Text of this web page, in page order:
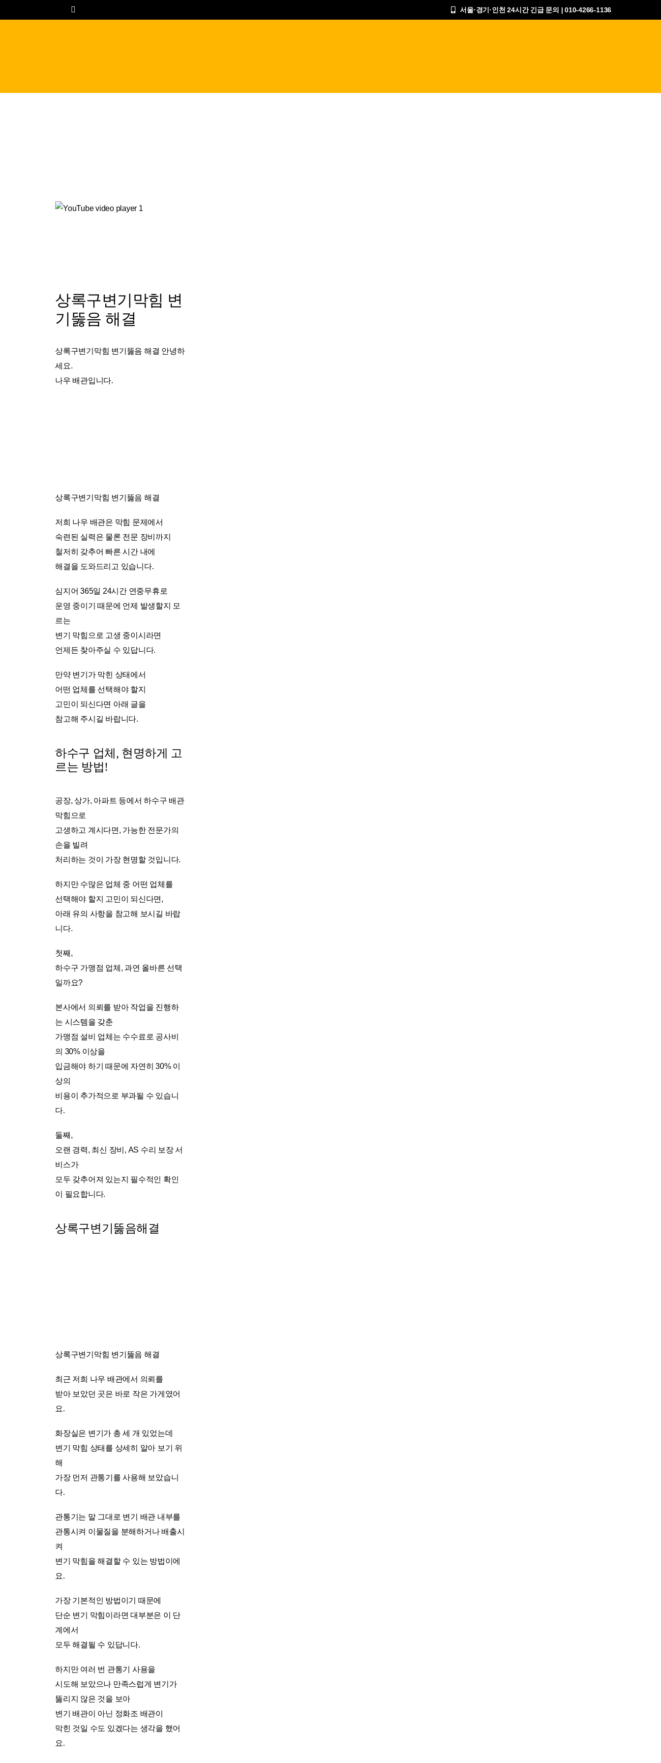
텐
뛰
서울·경기·인천 24시간 긴급 문의 | 010-4266-1136
상록구변기막힘 변
기뚫음 해결
상록구변기막힘 변기뚫음 해결 안녕하
세요.
나우 배관입니다.
상록구변기막힘 변기뚫음 해결
저희 나우 배관은 막힘 문제에서
숙련된 실력은 물론 전문 장비까지
철저히 갖추어 빠른 시간 내에
해결을 도와드리고 있습니다.
심지어 365일 24시간 연중무휴로
운영 중이기 때문에 언제 발생할지 모
르는
변기 막힘으로 고생 중이시라면
언제든 찾아주실 수 있답니다.
만약 변기가 막힌 상태에서
어떤 업체를 선택해야 할지
고민이 되신다면 아래 글을
참고해 주시길 바랍니다.
하수구 업체, 현명하게 고
르는 방법!
공장, 상가, 아파트 등에서 하수구 배관
막힘으로
고생하고 계시다면, 가능한 전문가의
손을 빌려
처리하는 것이 가장 현명할 것입니다.
하지만 수많은 업체 중 어떤 업체를
선택해야 할지 고민이 되신다면,
아래 유의 사항을 참고해 보시길 바랍
니다.
첫째,
하수구 가맹점 업체, 과연 올바른 선택
일까요?
본사에서 의뢰를 받아 작업을 진행하
는 시스템을 갖춘
가맹점 설비 업체는 수수료로 공사비
의 30% 이상을
입금해야 하기 때문에 자연히 30% 이
상의
비용이 추가적으로 부과될 수 있습니
다.
둘째,
오랜 경력, 최신 장비, AS 수리 보장 서
비스가
모두 갖추어져 있는지 필수적인 확인
이 필요합니다.
상록구변기뚫음해결
상록구변기막힘 변기뚫음 해결
최근 저희 나우 배관에서 의뢰를
받아 보았던 곳은 바로 작은 가게였어
요.
화장실은 변기가 총 세 개 있었는데
변기 막힘 상태를 상세히 알아 보기 위
해
가장 먼저 관통기를 사용해 보았습니
다.
관통기는 말 그대로 변기 배관 내부를
관통시켜 이물질을 분해하거나 배출시
켜
변기 막힘을 해결할 수 있는 방법이에
요.
가장 기본적인 방법이기 때문에
단순 변기 막힘이라면 대부분은 이 단
계에서
모두 해결될 수 있답니다.
하지만 여러 번 관통기 사용을
시도해 보았으나 만족스럽게 변기가
뚫리지 않은 것을 보아
변기 배관이 아닌 정화조 배관이
막힌 것일 수도 있겠다는 생각을 했어
요.